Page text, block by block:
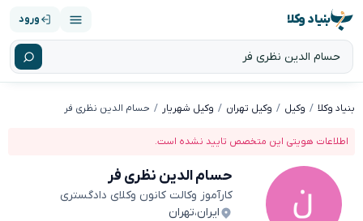
بنیاد وکلا ورود
بنیاد وکلا وکیل وکیل تهران وکیل شهریار حسام الدین نظری فر
اطلاعات هویتی این متخصص تایید نشده است.
حسام الدین نظری فر
کارآموز وکالت کانون وکلای دادگستری
ایران،تهران